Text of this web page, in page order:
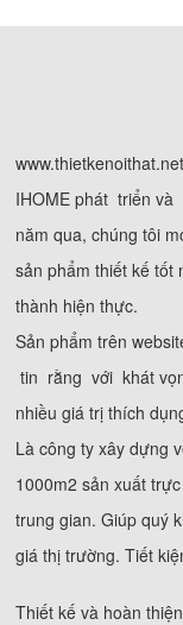
IHOME phát triển
năm qua, chúng tôi
sản phẩm thiết kế tốt
thành hiện thực.
Sản phẩm trên
tin rằng với khát
nhiều giá trị thích
Là công ty xây dựng
1000m2 sản xuất
trung gian. Giúp quý
giá thị trường. Tiết
Thiết kế và hoàn